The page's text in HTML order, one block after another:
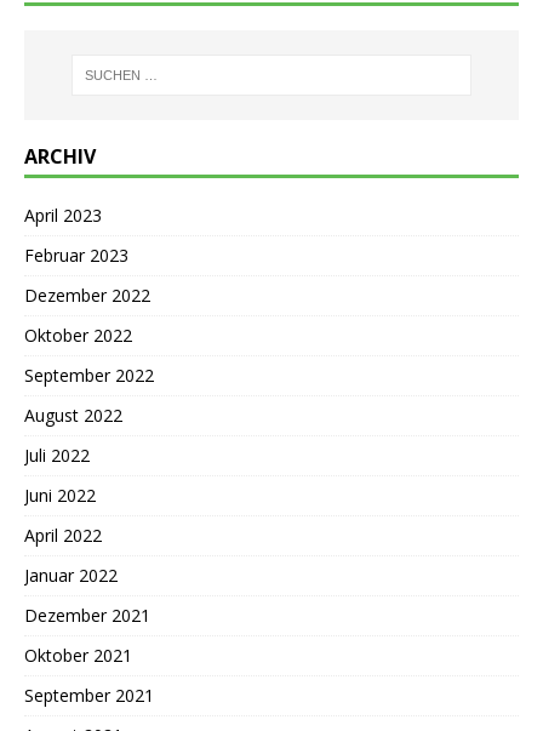
ARCHIV
April 2023
Februar 2023
Dezember 2022
Oktober 2022
September 2022
August 2022
Juli 2022
Juni 2022
April 2022
Januar 2022
Dezember 2021
Oktober 2021
September 2021